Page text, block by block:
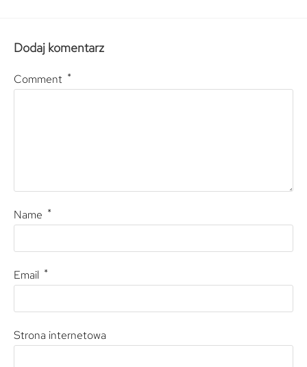
Dodaj komentarz
Comment *
Name *
Email *
Strona internetowa